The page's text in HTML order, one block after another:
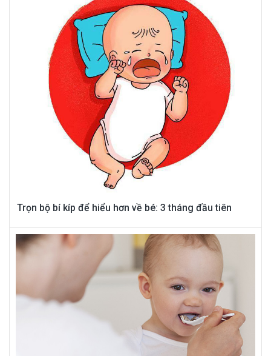
Trọn bộ bí kíp để hiểu hơn về bé: 3 tháng đầu tiên